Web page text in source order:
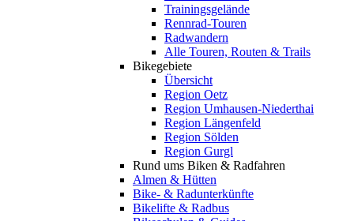
Trainingsgelände
Rennrad-Touren
Radwandern
Alle Touren, Routen & Trails
Bikegebiete
Übersicht
Region Oetz
Region Umhausen-Niederthai
Region Längenfeld
Region Sölden
Region Gurgl
Rund ums Biken & Radfahren
Almen & Hütten
Bike- & Radunterkünfte
Bikelifte & Radbus